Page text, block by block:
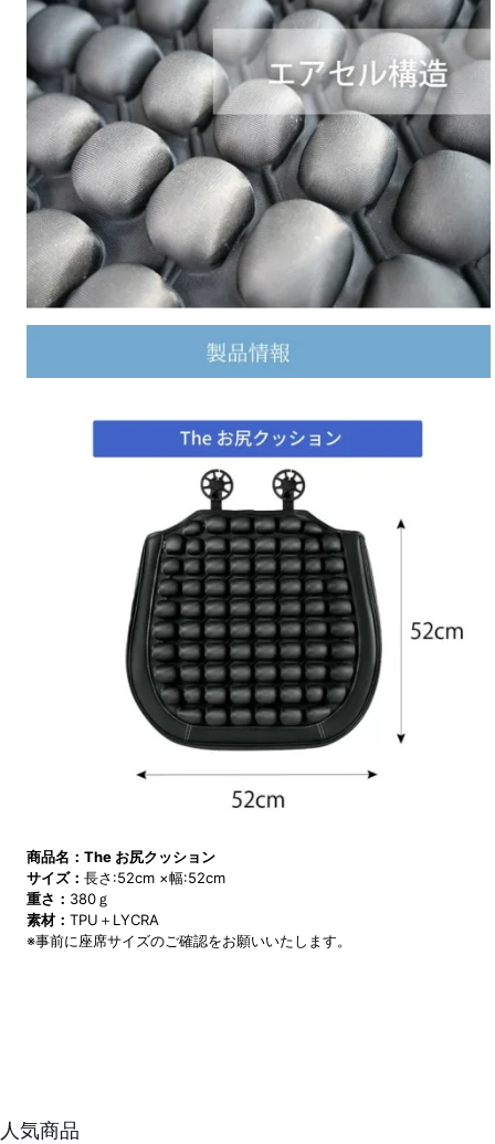
商品名：The お尻クッション
サイズ：長さ:52cm ×幅:52cm
重さ： 380ｇ
素材：TPU＋LYCRA
※事前に座席サイズのご確認をお願いいたします。
人気商品